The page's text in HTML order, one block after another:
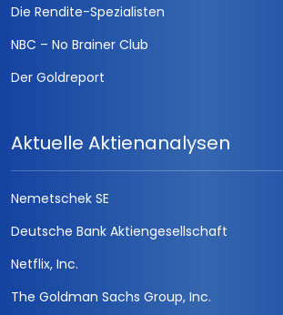
Die Rendite-Spezialisten
NBC – No Brainer Club
Der Goldreport
Aktuelle Aktienanalysen
Nemetschek SE
Deutsche Bank Aktiengesellschaft
Netflix, Inc.
The Goldman Sachs Group, Inc.